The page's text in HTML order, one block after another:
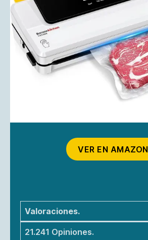
VER EN AMAZON
Valoraciones.
21.241 Opiniones.